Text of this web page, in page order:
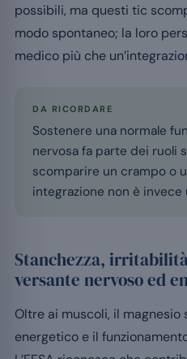
possibili, ma questi tic
modo spontaneo; la loro
medico più che
DA RICORDARE
Sostenere una normale
nervosa fa parte dei ruoli
scomparire un crampo o
integrazione non è
Stanchezza,
versante nervoso ed
Oltre ai muscoli, il
energetico e il